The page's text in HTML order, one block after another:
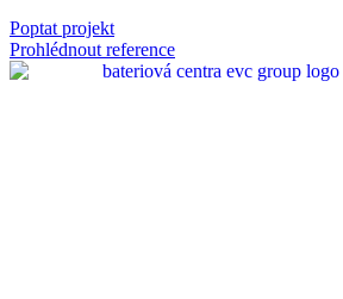
Poptat projekt
Prohlédnout reference